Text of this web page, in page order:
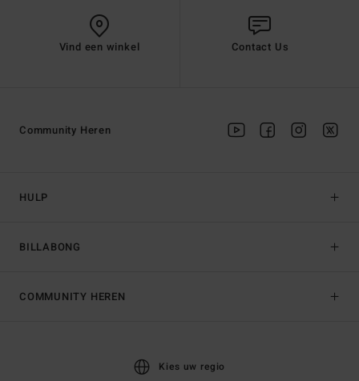
Vind een winkel Contact Us
HULP
BILLABONG
Community Heren
COMMUNITY HEREN
Kies uw regio